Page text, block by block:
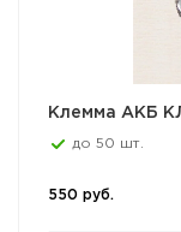
Клемма АКБ
до 50 шт.
550 руб.